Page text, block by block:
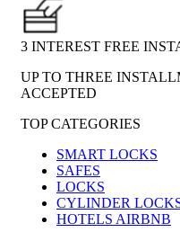
3 INTEREST FREE
UP TO THREE
ACCEPTED
TOP CATEGORIES
SMART LOCKS
SAFES
LOCKS
CYLINDER
HOTELS AIRBNB